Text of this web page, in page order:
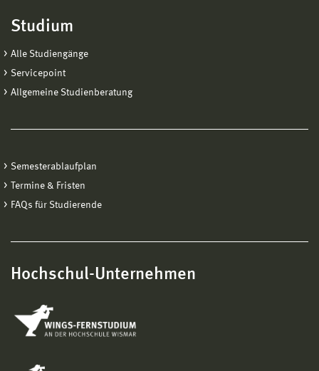
Studium
Alle Studiengänge
Servicepoint
Allgemeine Studienberatung
Semesterablaufplan
Termine & Fristen
FAQs für Studierende
Hochschul-Unternehmen